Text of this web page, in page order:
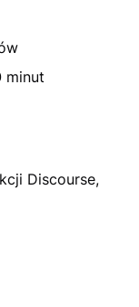
minut
Discourse,